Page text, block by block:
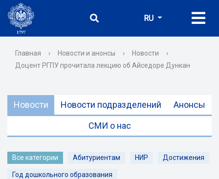
RU
Главная › Новости и анонсы › Новости
›
Доцент РГПУ прочитала лекцию об Айседоре Дункан
Новости Новости подразделений Анонсы
СМИ о нас
Все категории Абитуриентам НИР Достижения
Год дошкольного образования